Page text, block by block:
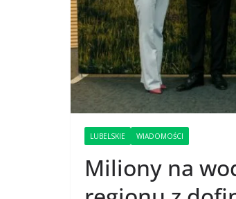
LUBELSKIE WIADOMOŚCI
Miliony na